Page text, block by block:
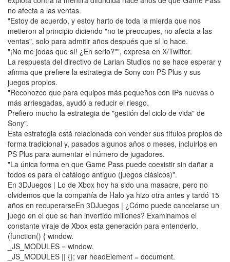
no afecta a las ventas.
"Estoy de acuerdo, y estoy harto de toda la mierda que nos
metieron al principio diciendo "no te preocupes, no afecta a las
ventas", solo para admitir años después que sí lo hace.
"¡No me jodas que sí! ¿En serio?"", expresa en X/Twitter.
La respuesta del directivo de Larian Studios no se hace esperar y
afirma que prefiere la estrategia de Sony con PS Plus y sus
juegos propios.
"Reconozco que para equipos más pequeños con IPs nuevas o
más arriesgadas, ayudó a reducir el riesgo.
Prefiero mucho la estrategia de "gestión del ciclo de vida" de
Sony".
Esta estrategia está relacionada con vender sus títulos propios de
forma tradicional y, pasados algunos años o meses, incluirlos en
PS Plus para aumentar el número de jugadores.
"La única forma en que Game Pass puede coexistir sin dañar a
todos es para el catálogo antiguo (juegos clásicos)".
En 3DJuegos | Lo de Xbox hoy ha sido una masacre, pero no
olvidemos que la compañía de Halo ya hizo otra antes y tardó 15
años en recuperarseEn 3DJuegos | ¿Cómo puede cancelarse un
juego en el que se han invertido millones? Examinamos el
constante viraje de Xbox esta generación para entenderlo.
(function() { window.
_JS_MODULES = window.
_JS_MODULES || {}; var headElement = document.